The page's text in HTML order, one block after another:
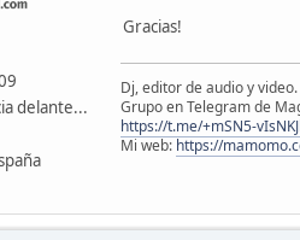
delante...
Gracias!
Dj, editor de audio y
Grupo en Telegram de
https://t.me/+mSN5-
Mi web: https://